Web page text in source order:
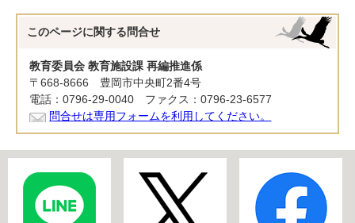
このページに関する 問合せ
教育委員会 教育施設課 再編推進係
〒668-8666 豊岡市中央町2番4号
電話：0796-29-0040 ファクス：0796-23-6577
問合せは専用フォームを利用してください。